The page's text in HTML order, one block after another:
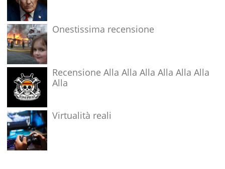
Onestissima recensione
Recensione Alla Alla Alla Alla Alla Alla
Alla
Virtualità reali